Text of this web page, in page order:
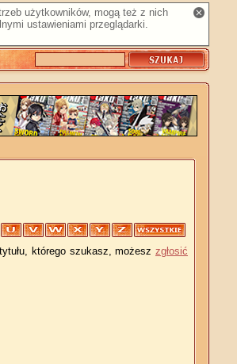
użytkowników, mogą też z nich
ustawieniami przeglądarki.
którego szukasz, możesz zgłosić